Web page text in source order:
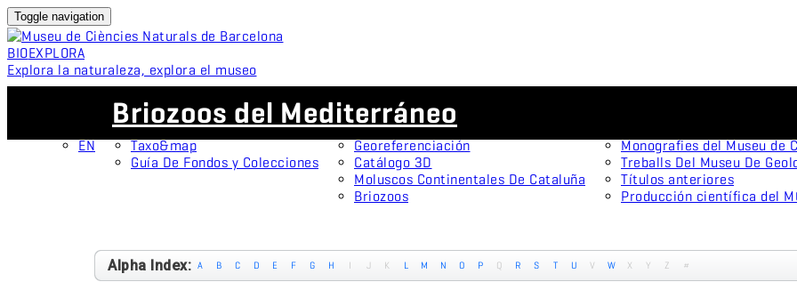
Toggle navigation
BIOEXPLORA
Explora la naturaleza, explora el museo
EN
OMNIMUS
Colecciones Abiertas
Taxo&map
Guía De Fondos y Colecciones
Espécimenes tipo
Protagonistas
Georeferenciación
Catálogo 3D
Moluscos Continentales De Cataluña
Briozoos
Monografies del Museu de
Treballs Del Museu De
Títulos anteriores
Producción científica del
Briozoos del Mediterráneo
Alpha Index: A B C D E F G H I J K L M N O P Q R S T U V W X Y Z #